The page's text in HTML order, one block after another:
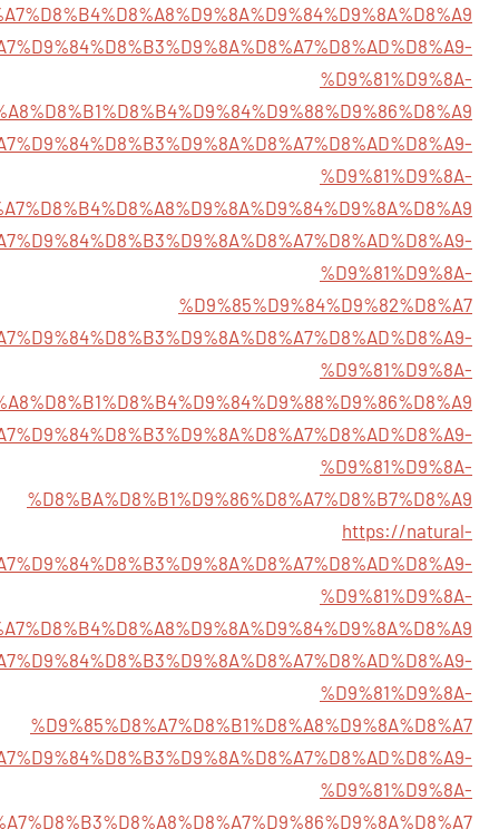
%D9%81%D9%8A-
%D9%81%D9%8A-
%D9%81%D9%8A-
%D9%85%D9%84%D9%82%D8%A7
%D9%81%D9%8A-
%D9%81%D9%8A-
%D8%BA%D8%B1%D9%86%D8%A7%D8%B7%D8%A9
https://natural-
%D9%81%D9%8A-
%D9%81%D9%8A-
%D9%85%D8%A7%D8%B1%D8%A8%D9%8A%D8%A7
%D9%81%D9%8A-